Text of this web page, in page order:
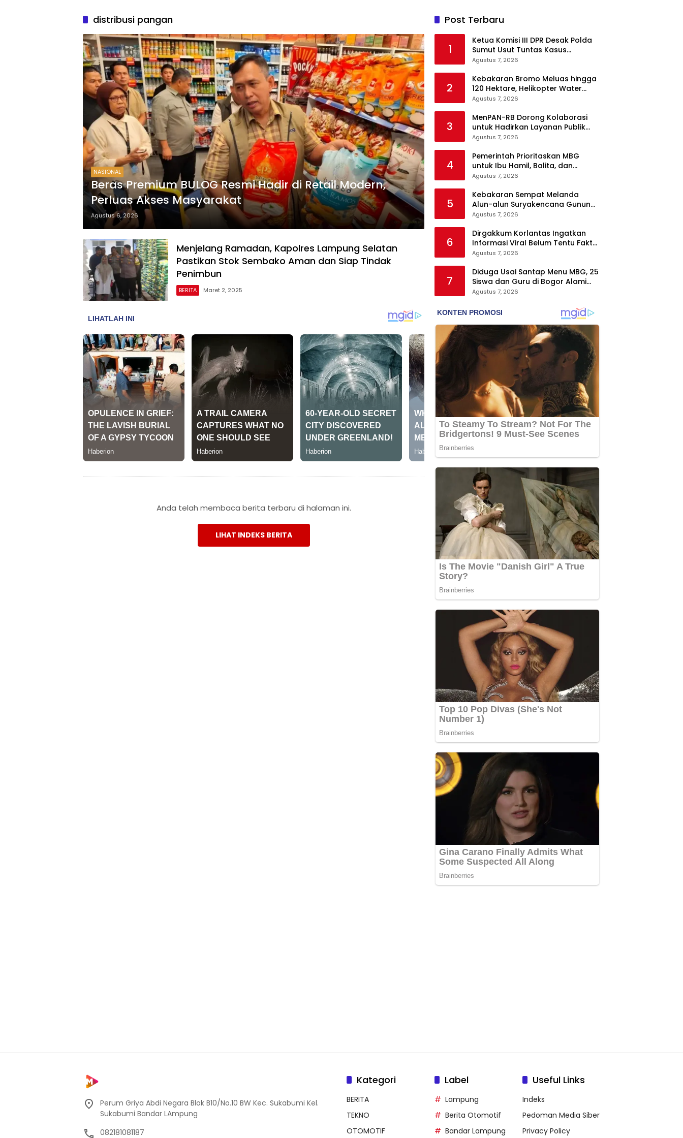
distribusi pangan
NASIONAL
Beras Premium BULOG Resmi Hadir di Retail Modern,
Perluas Akses Masyarakat
Agustus 6, 2026
Menjelang Ramadan, Kapolres Lampung Selatan
Pastikan Stok Sembako Aman dan Siap Tindak
Penimbun
BERITA Maret 2, 2025
Anda telah membaca berita terbaru di halaman ini.
LIHAT INDEKS BERITA
Post Terbaru
1
Ketua Komisi III DPR Desak Polda
Sumut Usut Tuntas Kasus
Kematian WL Secara Transparan
Agustus 7, 2026
2
Kebakaran Bromo Meluas hingga
120 Hektare, Helikopter Water
Bombing Disiagakan
Agustus 7, 2026
3
MenPAN-RB Dorong Kolaborasi
untuk Hadirkan Layanan Publik
yang Terintegrasi dan Inklusif
Agustus 7, 2026
4
Pemerintah Prioritaskan MBG
untuk Ibu Hamil, Balita, dan
Daerah 3T
Agustus 7, 2026
5
Kebakaran Sempat Melanda
Alun-alun Suryakencana Gunung
Gede, Api Berhasil Dipadamkan
Agustus 7, 2026
6
Dirgakkum Korlantas Ingatkan
Informasi Viral Belum Tentu Fakta,
Masyarakat Diminta Waspadai
Agustus 7, 2026
7
Diduga Usai Santap Menu MBG, 25
Siswa dan Guru di Bogor Alami
Keracunan
Agustus 7, 2026
Perum Griya Abdi Negara Blok B10/No.10 BW Kec. Sukabumi Kel.
Sukabumi Bandar LAmpung
082181081187
Kategori
BERITA
TEKNO
OTOMOTIF
Label
Lampung
Berita Otomotif
Bandar Lampung
Useful Links
Indeks
Pedoman Media Siber
Privacy Policy